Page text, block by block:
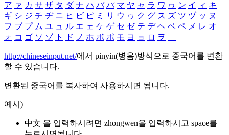
ア ァ カ サ ザ タ ダ ナ ハ バ パ マ ヤ ャ ラ ワ ヮ ン イ ィ キ
ギ シ ジ チ ヂ ニ ヒ ビ ピ ミ リ ウ ゥ ク グ ス ズ ツ ヅ ッ ヌ
フ ブ プ ム ユ ュ ル エ ェ ケ ゲ セ ゼ テ デ ヘ ベ ペ メ レ オ
ォ コ ゴ ソ ゾ ト ド ノ ホ ボ ポ モ ヨ ョ ロ ヲ ―
http://chineseinput.net/에서 pinyin(병음)방식으로 중국어를 변환
할 수 있습니다.
변환된 중국어를 복사하여 사용하시면 됩니다.
예시)
中文 을 입력하시려면 zhongwen을 입력하시고 space를